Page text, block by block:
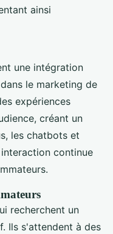
ainsi
une intégration
le marketing de
expériences
créant un
les chatbots et
continue
recherchent un
Ils s'attendent à des